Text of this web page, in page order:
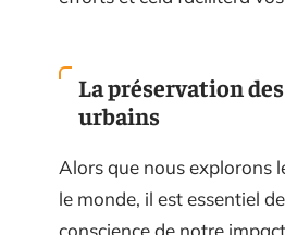
La préservation
urbains
Alors que nous explorons
le monde, il est essentiel
conscience de notre